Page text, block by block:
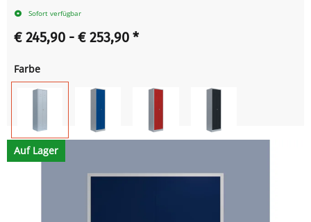
Sofort verfügbar
€ 245,90 - € 253,90 *
Farbe
Auf Lager